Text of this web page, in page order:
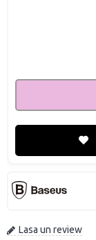
Lasa un review